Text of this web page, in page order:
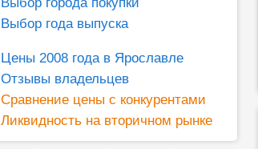
Выбор года выпуска
Цены 2008 года в Ярославле
Отзывы владельцев
Сравнение цены с конкурентами
Ликвидность на вторичном рынке